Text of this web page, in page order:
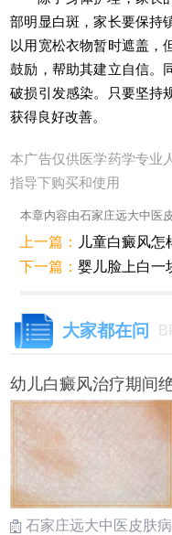
部明显白斑，家长要保持
以用宽松衣物暂时遮盖，
鼓励，帮助其建立自信。
破损引发感染。只要坚持
获得良好改善。
本广告仅供医学药学专业
指导下购买和使用
本章内容由石家庄远大中医
上一篇：
儿童白癜风怎
下一篇：婴儿脸上白一
大家都在问
幼儿白癜风治疗期间
石家庄远大中医皮肤